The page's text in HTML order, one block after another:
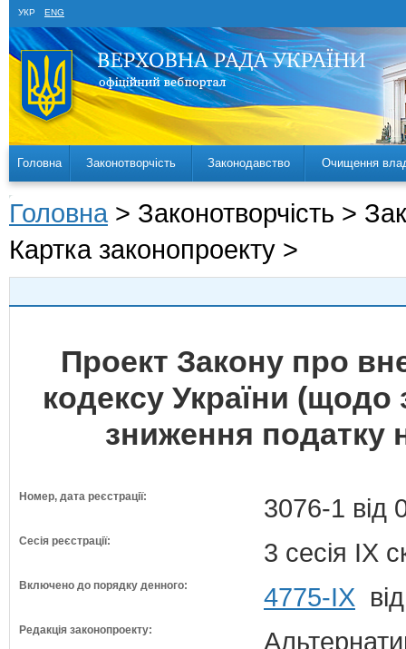
УКР ENG
Головна Законотворчість Законодавство Очищення
Головна > Законотворчість >
Картка законопроекту >
Проект Закону про
кодексу України
зниження податку
Номер, дата реєстрації: 3076-1 від
Сесія реєстрації: 3 сесія IX
Включено до порядку денного: 4775-IX
Редакція законопроекту: